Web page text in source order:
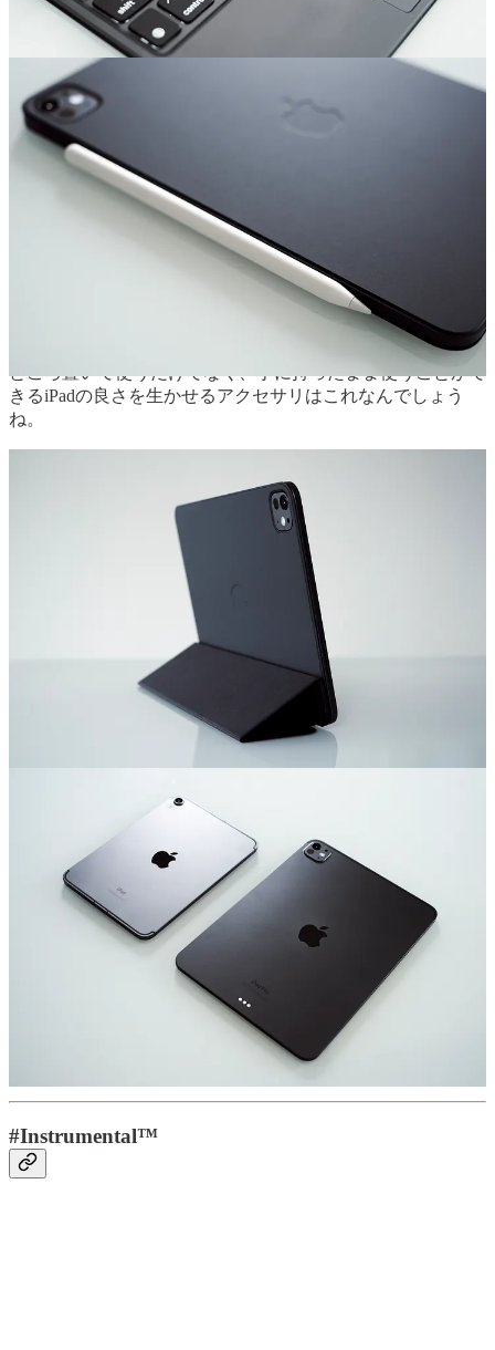
表示する機能や、軸を回転させてペンやブラシの向きを変え
る機能を搭載し、使い勝手が大幅に向上。そしてようやく
「探す」アプリにも対応しました。
新型「Magic Keyboard
」は従来のフローティングデザインを
引き継ぎつつ、アルミ製のパームレストと触覚フィードバッ
クに対応したトラックパッド、ファンクションキーを搭載
し、MacBookのような使い心地になりました。重量が前モデ
ルの約600gから軽量化されたということで楽しみにしていま
したが、実際に測ってみると578gでほとんど変わらず、iPad
と組み合わせると約1kgと結構な重さになってしまうのが残
」は薄くて軽いデザインは変わらずです
が、これまで立てた時に固定されていた画面の角度が3段階
に調節ができるようになって使いやすくなりました。結局の
ところ置いて使うだけでなく、手に持ったまま使うことがで
きるiPadの良さを生かせるアクセサリはこれなんでしょう
ね。
ボクは長年MacBook Proを、会社用の大型モデルとプライベ
ート用の小型モデルを2台使いしていて、現在はAppleシリコ
ンを搭載した16インチモデルと14インチモデルで仕事の大半
うになったとは言え、ボクのようなプロのクリエイターが
iPad Proだけで仕事を完結するのはまだまだ難しく、それが
できるのは人が作ったものを確認して指示をする立場の人だ
と思います。
なのでボクは引き続きiPad ProとiPad miniの2台を、書籍や雑
誌、映像を楽しむビューワーとしてはもちろん、タッチ操作
を生かした音楽制作やDJプレイ、執筆をしたり、手書きノ
ートや音楽専用スピーカー、MacBook Proの拡張ディスプレ
イとして使ったりと、MacBook Proを補完するためのデバイ
スとして活用していきたいと思います。
#Instrumental™